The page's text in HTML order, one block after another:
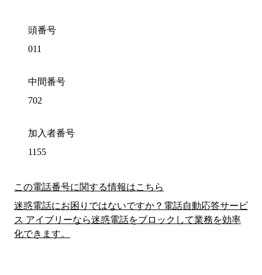
頭番号
011
中間番号
702
加入者番号
1155
この電話番号に関する情報はこちら
迷惑電話にお困りではないですか？電話自動応答サービ
ス アイブリーなら迷惑電話をブロックして業務を効率
化できます。